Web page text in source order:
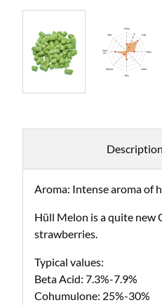
Description
Aroma: Intense aroma of
Hüll Melon is a quite new
strawberries.
Typical values:
Beta Acid: 7.3%-7.9%
Cohumulone: 25%-30%